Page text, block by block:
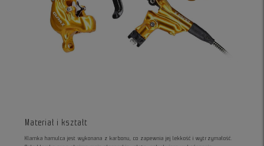
Materiał i kształt
Klamka hamulca jest wykonana z karbonu, co zapewnia jej lekkość i wytrzymałość.